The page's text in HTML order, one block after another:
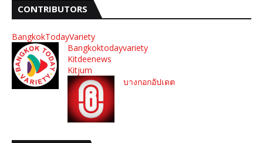
CONTRIBUTORS
BangkokTodayVariety
Bangkoktodayvariety
Kitdeenews
Kitjum
บางกอกอัปเดต